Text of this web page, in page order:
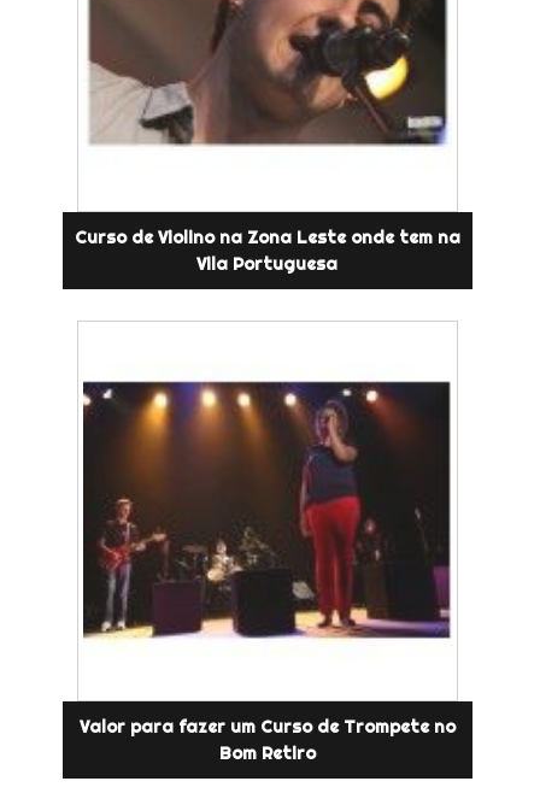
Curso de Violino na Zona Leste onde tem na
Vila Portuguesa
Valor para fazer um Curso de Trompete no
Bom Retiro